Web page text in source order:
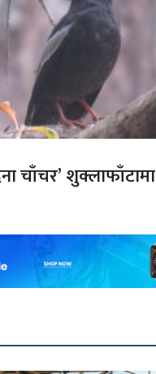
चाँचर’ शुक्लाफाँटामा